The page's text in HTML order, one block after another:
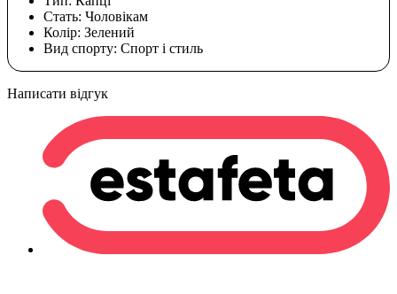
Стать: Чоловікам
Колір: Зелений
Вид спорту: Спорт і стиль
Написати відгук